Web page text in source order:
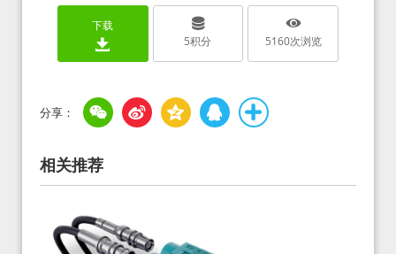
下载
5积分 5160次浏览
相关推荐